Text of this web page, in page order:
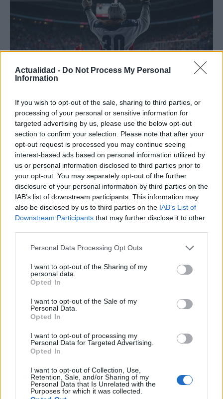
Actualidad - Do Not Process My Personal
Information
If you wish to opt-out of the sale, sharing to third parties, or
processing of your personal or sensitive information for
targeted advertising by us, please use the below opt-out
section to confirm your selection. Please note that after your
opt-out request is processed you may continue seeing
interest-based ads based on personal information utilized by
us or personal information disclosed to third parties prior to
your opt-out. You may separately opt-out of the further
disclosure of your personal information by third parties on the
IAB’s list of downstream participants. This information may
also be disclosed by us to third parties on the IAB’s List of
Downstream Participants that may further disclose it to other
Please note that this website/app uses one or more Google
not limited to your visit or usage behaviour. You may click to
grant or deny consent to Google and its third-party tags to
use your data for below specified purposes in below Google
consent section.
Personal Data Processing Opt Outs
I want to opt-out of the Sharing of my
personal data.
Opted In
I want to opt-out of the Sale of my
Personal Data.
Opted In
I want to opt-out of processing my
Personal Data for Targeted Advertising.
Opted In
I want to opt-out of Collection, Use,
Retention, Sale, and/or Sharing of my
Personal Data that Is Unrelated with the
Purposes for which it was collected.
Hockey femenino: Estados Unidos gana el
oro en Milan-Cortina 2026 ante Canadá
Estados Unidos ganó 2-1 a Canadá en Milan-Cortina…
DEPORTES
VAR en el fútbol: cuándo interviene, qué
revisa y qué no